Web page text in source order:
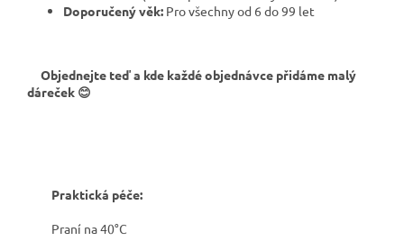
Doporučený věk: Pro všechny od 6 do 99 let
Objednejte teď a kde každé objednávce přidáme malý
dáreček 😊
Praktická péče:
Praní na 40°C